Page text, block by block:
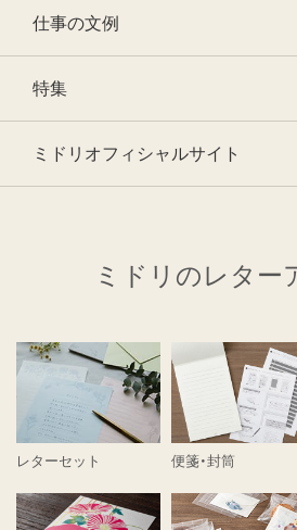
仕事の文例
特集
ミドリオフィシャルサイト
ミドリのレター
レターセット 便箋・封筒